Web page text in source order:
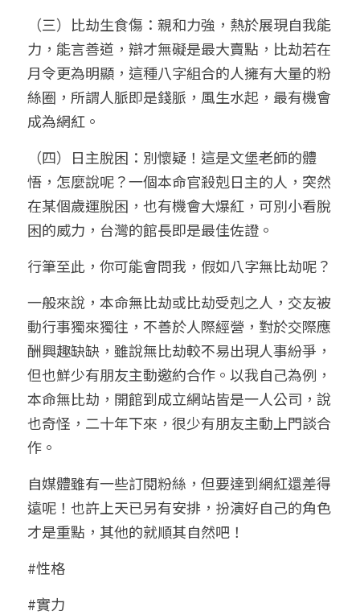
（三）比劫生食傷：親和力強，熱於展現自我能
力，能言善道，辯才無礙是最大賣點，比劫若在
月令更為明顯，這種八字組合的人擁有大量的粉
絲圈，所謂人脈即是錢脈，風生水起，最有機會
成為網紅。
（四）日主脫困：別懷疑！這是文堡老師的體
悟，怎麼說呢？一個本命官殺剋日主的人，突然
在某個歲運脫困，也有機會大爆紅，可別小看脫
困的威力，台灣的館長即是最佳佐證。
行筆至此，你可能會問我，假如八字無比劫呢？
一般來說，本命無比劫或比劫受剋之人，交友被
動行事獨來獨往，不善於人際經營，對於交際應
酬興趣缺缺，雖說無比劫較不易出現人事紛爭，
但也鮮少有朋友主動邀約合作。以我自己為例，
本命無比劫，開館到成立網站皆是一人公司，說
也奇怪，二十年下來，很少有朋友主動上門談合
作。
自媒體雖有一些訂閱粉絲，但要達到網紅還差得
遠呢！也許上天已另有安排，扮演好自己的角色
才是重點，其他的就順其自然吧！
#性格
#實力